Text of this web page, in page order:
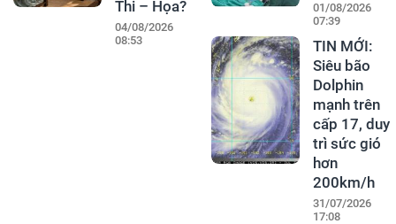
Thi – Họa?
04/08/2026
08:53
01/08/2026
07:39
TIN MỚI:
Siêu bão
Dolphin
mạnh trên
cấp 17, duy
trì sức gió
hơn
200km/h
31/07/2026
17:08